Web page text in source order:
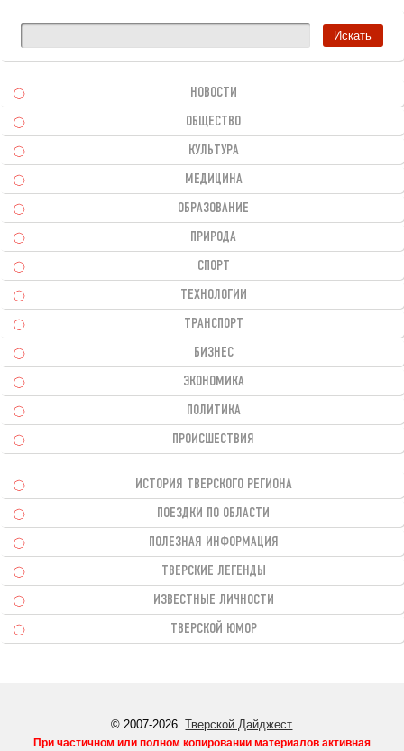
НОВОСТИ
ОБЩЕСТВО
КУЛЬТУРА
МЕДИЦИНА
ОБРАЗОВАНИЕ
ПРИРОДА
СПОРТ
ТЕХНОЛОГИИ
ТРАНСПОРТ
БИЗНЕС
ЭКОНОМИКА
ПОЛИТИКА
ПРОИСШЕСТВИЯ
ИСТОРИЯ ТВЕРСКОГО РЕГИОНА
ПОЕЗДКИ ПО ОБЛАСТИ
ПОЛЕЗНАЯ ИНФОРМАЦИЯ
ТВЕРСКИЕ ЛЕГЕНДЫ
ИЗВЕСТНЫЕ ЛИЧНОСТИ
ТВЕРСКОЙ ЮМОР
© 2007-2026.Тверской Дайджест
При частичном или полном копировании материалов активная